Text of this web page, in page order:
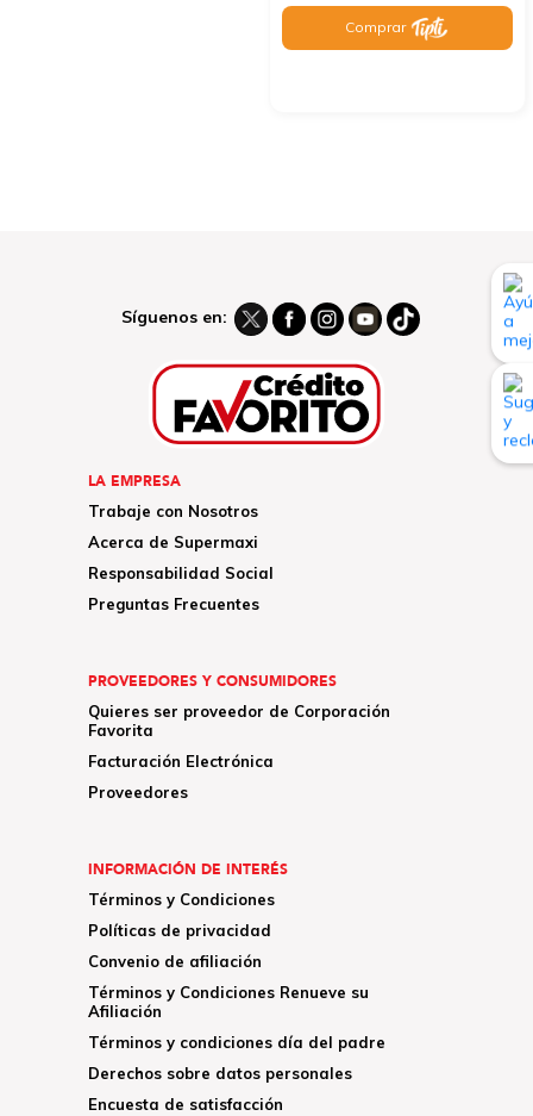
Comprar
Síguenos en:
LA EMPRESA
Trabaje con Nosotros
Acerca de Supermaxi
Responsabilidad Social
Preguntas Frecuentes
PROVEEDORES Y CONSUMIDORES
Quieres ser proveedor de Corporación
Favorita
Facturación Electrónica
Proveedores
INFORMACIÓN DE INTERÉS
Términos y Condiciones
Políticas de privacidad
Convenio de afiliación
Términos y Condiciones Renueve su
Afiliación
Términos y condiciones día del padre
Derechos sobre datos personales
Encuesta de satisfacción